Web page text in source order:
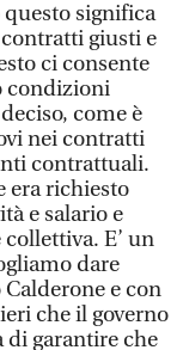
significa
giusti e
ci consente
condizioni
come è
nei contratti
contrattuali.
era richiesto
e salario e
E’ un
dare
e con
che il governo
di garantire che